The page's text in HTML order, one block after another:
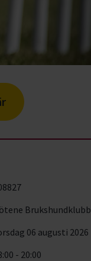
Brukshundklubb
06 augusti 2026
- 20:00